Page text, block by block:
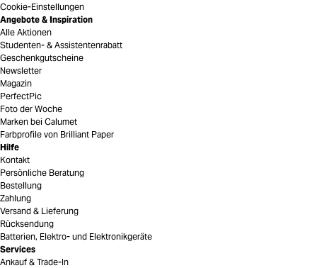
Cookie-Einstellungen
Angebote & Inspiration
Alle Aktionen
Studenten- & Assistentenrabatt
Geschenkgutscheine
Newsletter
Magazin
PerfectPic
Foto der Woche
Marken bei Calumet
Farbprofile von Brilliant Paper
Hilfe
Kontakt
Persönliche Beratung
Bestellung
Zahlung
Versand & Lieferung
Rücksendung
Batterien, Elektro- und Elektronikgeräte
Services
Ankauf & Trade-In